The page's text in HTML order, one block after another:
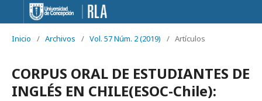
Inicio / Archivos / Vol. 57 Núm. 2 (2019) / Artículos
CORPUS ORAL DE ESTUDIANTES DE
INGLÉS EN CHILE(ESOC-Chile):